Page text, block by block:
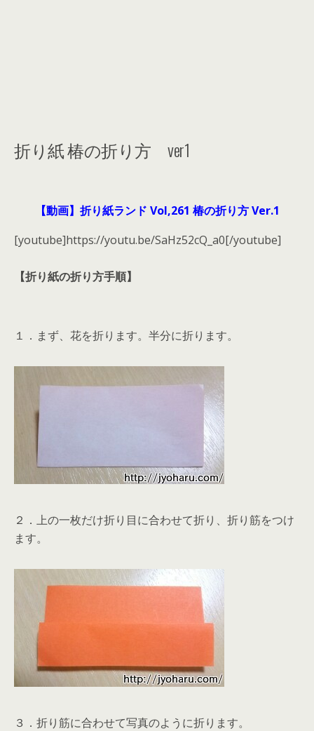
折り紙 椿の折り方 ver1
【動画】折り紙ランド Vol,261 椿の折り方 Ver.1
[youtube]https://youtu.be/SaHz52cQ_a0[/youtube]
【折り紙の折り方手順】
１．まず、花を折ります。半分に折ります。
２．上の一枚だけ折り目に合わせて折り、折り筋をつけ
ます。
３．折り筋に合わせて写真のように折ります。